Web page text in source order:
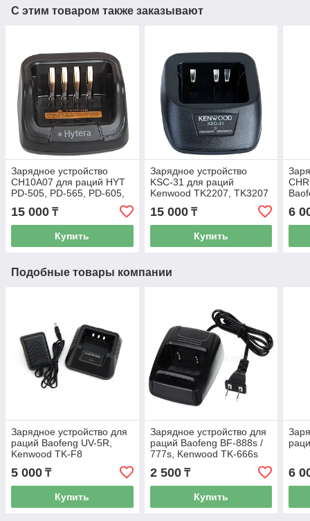
С этим товаром также заказывают
Зарядное устройствo
CH10A07 для раций HYT
PD-505, PD-565, PD-605,
15 000 ₸
Купить
Зарядное устройствo
KSC-31 для раций
Kenwood TK2207, TK3207
15 000₸
Купить
6
Подобные товары компании
Зарядное устройство для
раций Baofeng UV-5R,
Kenwood TK-F8
5 000 ₸
Купить
Зарядное устройство для
раций Baofeng BF-888s /
777s, Kenwood TK-666s
2 500₸
Купить
6